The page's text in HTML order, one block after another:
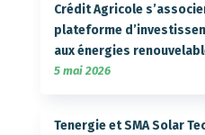
Crédit Agricole
plateforme
aux énergies
5 mai 2026
Tenergie et SMA Solar